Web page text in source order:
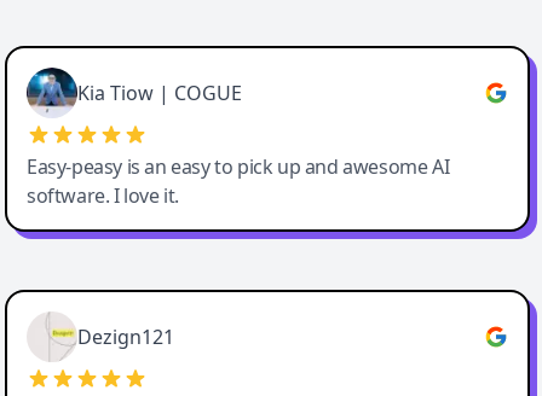
Cody Crabb
Great service, Best AI tool
Kia Tiow | COGUE
Easy-peasy is an easy to pick up and awesome AI
software. I love it.
Easy-Peasy AI
Dezign121